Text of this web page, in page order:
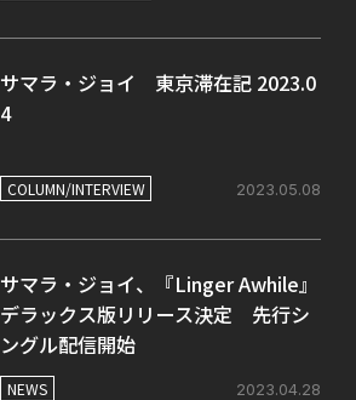
サマラ・ジョイ 東京滞在記 2023.0
4
COLUMN/INTERVIEW 2023.05.08
サマラ・ジョイ、『Linger Awhile』
デラックス版リリース決定 先行シ
ングル配信開始
NEWS 2023.04.28